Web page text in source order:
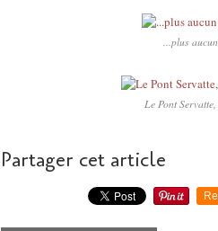
...plus
Le Pont
Partager cet article